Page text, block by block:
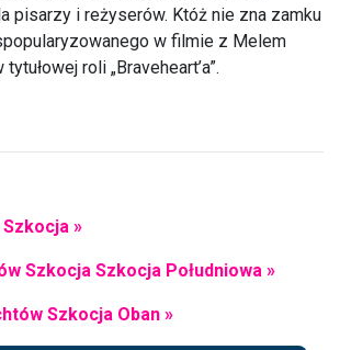
pisarzy i reżyserów. Któż nie zna zamku
w filmie z Melem
roli „Braveheart’a”.
»
Szkocja Szkocja Południowa »
Szkocja Oban »